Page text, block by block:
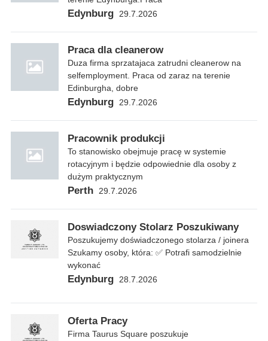
Edynburg 29.7.2026
Praca dla cleanerow
Duza firma sprzatajaca zatrudni cleanerow na
selfemployment. Praca od zaraz na terenie
Edinburgha, dobre
Edynburg 29.7.2026
Pracownik produkcji
To stanowisko obejmuje pracę w systemie
rotacyjnym i będzie odpowiednie dla osoby z
dużym praktycznym
Perth 29.7.2026
Doswiadczony Stolarz Poszukiwany
Poszukujemy doświadczonego stolarza / joinera
Szukamy osoby, która: ✅ Potrafi samodzielnie
wykonać
Edynburg 28.7.2026
Oferta Pracy
Firma Taurus Square poszukuje